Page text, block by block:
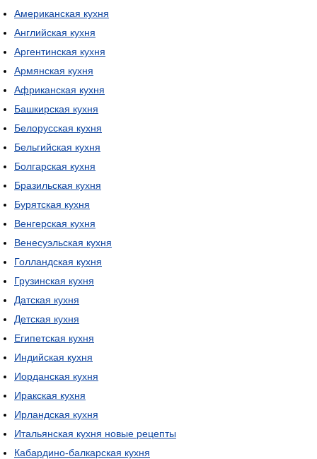
Американская кухня
Английская кухня
Аргентинская кухня
Армянская кухня
Африканская кухня
Башкирская кухня
Белорусская кухня
Бельгийская кухня
Болгарская кухня
Бразильская кухня
Бурятская кухня
Венгерская кухня
Венесуэльская кухня
Голландская кухня
Грузинская кухня
Датская кухня
Детская кухня
Египетская кухня
Индийская кухня
Иорданская кухня
Иракская кухня
Ирландская кухня
Итальянская кухня новые рецепты
Кабардино-балкарская кухня